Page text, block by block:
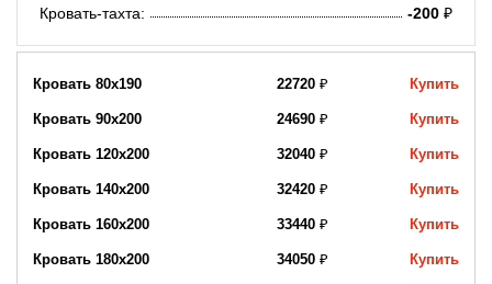
Кровать-тахта:
-200 ₽
Кровать 80х190 22720 ₽ Купить
Кровать 90х200 24690 ₽ Купить
Кровать 120х200 32040 ₽ Купить
Кровать 140х200 32420 ₽ Купить
Кровать 160х200 33440 ₽ Купить
Кровать 180х200 34050 ₽ Купить